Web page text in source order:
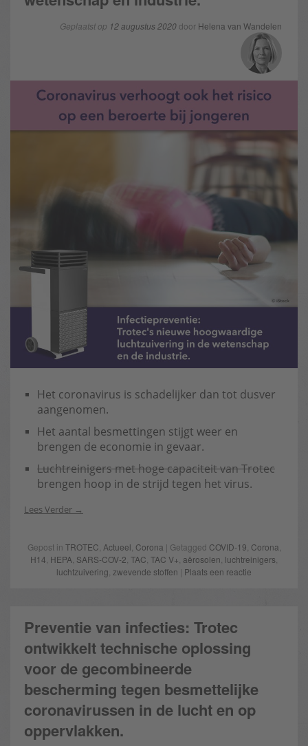
Geplaatst op 12 augustus 2020door Helena van Wandelen
Het coronavirus is schadelijker dan tot dusver
aangenomen.
Het aantal besmettingen stijgt weer en
brengen de economie in gevaar.
Luchtreinigers met hoge capaciteit van Trotec
brengen hoop in de strijd tegen het virus.
Lees Verder
Gepost in TROTEC Actueel Corona | Getagged COVID-19 Corona
H14 HEPA SARS-COV-2 TAC TAC V+ aërosolen luchtreinigers
luchtzuivering zwevende stoffen | Plaats een reactie
Preventie van infecties: Trotec
ontwikkelt technische oplossing
voor de gecombineerde
bescherming tegen besmettelijke
coronavirussen in de lucht en op
oppervlakken.